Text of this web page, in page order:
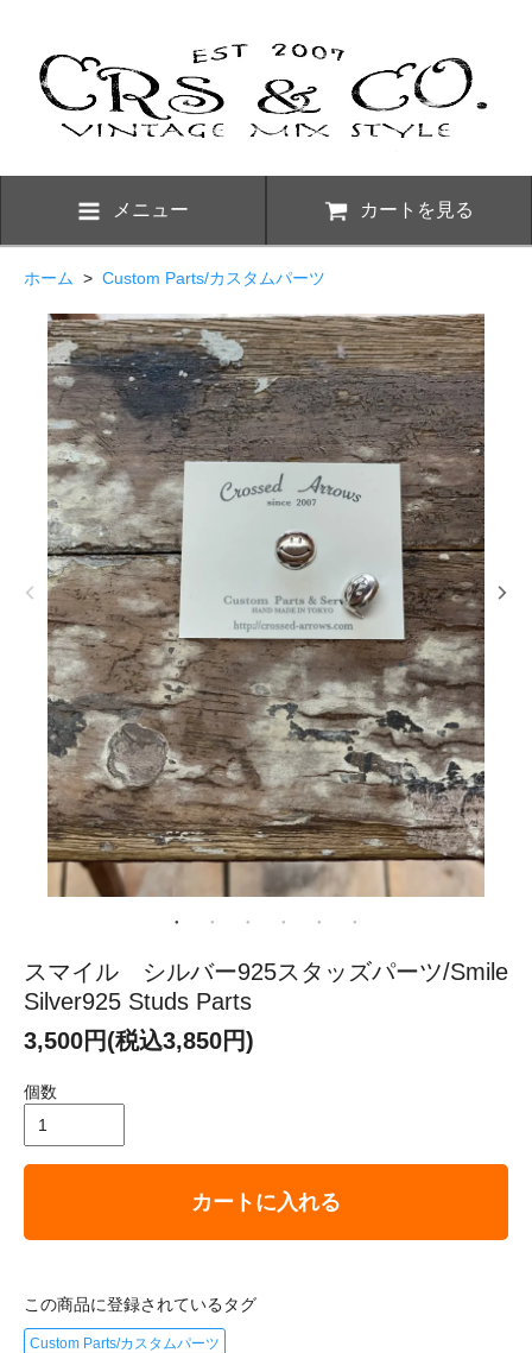
メニュー カートを見る
ホーム > Custom Parts/カスタムパーツ
スマイル シルバー925スタッズパーツ/Smile
Silver925 Studs Parts
3,500円(税込3,850円)
個数
カートに入れる
この商品に登録されているタグ
Custom Parts/カスタムパーツ